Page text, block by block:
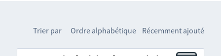
Trier par Ordre alphabétique Récemment ajouté